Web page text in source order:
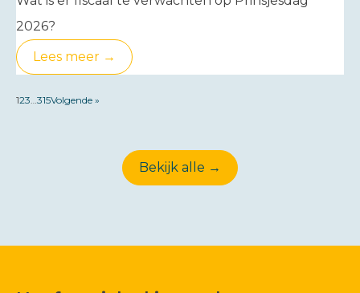
2026?
Lees meer →
123 315Volgende »
Bekijk alle →